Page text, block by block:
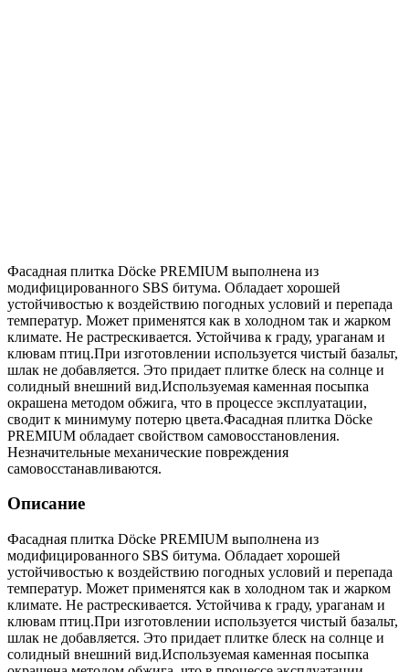
Фасадная плитка Döcke PREMIUM выполнена из
модифицированного SBS битума. Обладает хорошей
устойчивостью к воздействию погодных условий и перепада
температур. Может применятся как в холодном так и жарком
климате. Не растрескивается. Устойчива к граду, ураганам и
клювам птиц.При изготовлении используется чистый базальт,
шлак не добавляется. Это придает плитке блеск на солнце и
солидный внешний вид.Используемая каменная посыпка
окрашена методом обжига, что в процессе эксплуатации,
сводит к минимуму потерю цвета.Фасадная плитка Döcke
PREMIUM обладает свойством самовосстановления.
Незначительные механические повреждения
самовосстанавливаются.
Описание
Фасадная плитка Döcke PREMIUM выполнена из
модифицированного SBS битума. Обладает хорошей
устойчивостью к воздействию погодных условий и перепада
температур. Может применятся как в холодном так и жарком
климате. Не растрескивается. Устойчива к граду, ураганам и
клювам птиц.При изготовлении используется чистый базальт,
шлак не добавляется. Это придает плитке блеск на солнце и
солидный внешний вид.Используемая каменная посыпка